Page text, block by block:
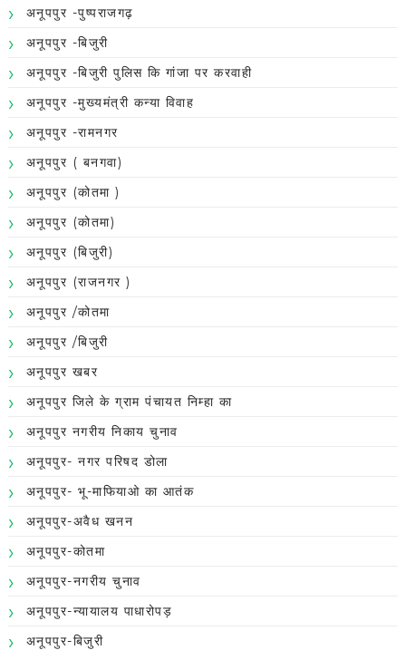
अनूपपुर -पुष्पराजगढ़
अनूपपुर -बिजुरी
अनूपपुर -बिजुरी पुलिस कि गांजा पर करवाही
अनूपपुर -मुख्यमंत्री कन्या विवाह
अनूपपुर -रामनगर
अनूपपुर ( बनगवा)
अनूपपुर (कोतमा )
अनूपपुर (कोतमा)
अनूपपुर (बिजुरी)
अनूपपुर (राजनगर )
अनूपपुर /कोतमा
अनूपपुर /बिजुरी
अनूपपुर खबर
अनूपपुर जिले के ग्राम पंचायत निम्हा का
अनूपपुर नगरीय निकाय चुनाव
अनूपपुर- नगर परिषद डोला
अनूपपुर- भू-माफियाओ का आतंक
अनूपपुर-अवैध खनन
अनूपपुर-कोतमा
अनूपपुर-नगरीय चुनाव
अनूपपुर-न्यायालय पाधारोपड़
अनूपपुर-बिजुरी